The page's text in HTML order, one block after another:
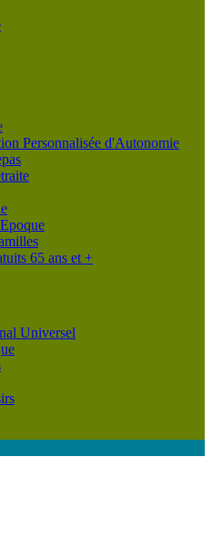
Personnalisée d'Autonomie
65 ans et +
Universel